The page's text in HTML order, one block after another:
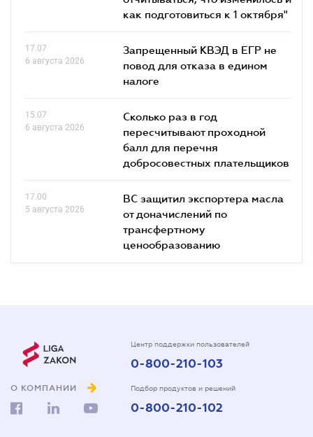
как подготовиться к 1 октября"
17.07
6 августа 2026
Запрещенный КВЭД в ЕГР не
повод для отказа в едином
налоге
15.07
6 августа 2026
Сколько раз в год
пересчитывают проходной
балл для перечня
добросовестных плательщиков
17.00
5 августа 2026
ВС защитил экспортера масла
от доначислений по
трансфертному
ценообразованию
О КОМПАНИИ
Центр поддержки пользователей
0-800-210-103
Подбор продуктов и решений
0-800-210-102